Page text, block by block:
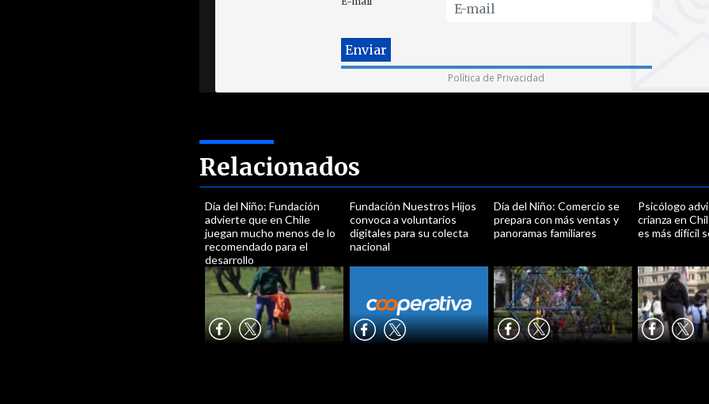
Política de Privacidad
Relacionados
Día del Niño: Fundación
advierte que en Chile
juegan mucho menos de lo
recomendado para el
desarrollo
Fundación Nuestros Hijos
convoca a voluntarios
digitales para su colecta
nacional
Día del Niño: Comercio se
prepara con más ventas y
panoramas familiares
Psicólogo
crianza en
es más difícil